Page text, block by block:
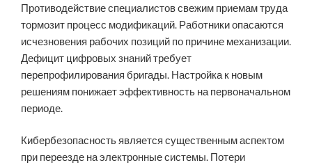
Противодействие специалистов свежим приемам труда
тормозит процесс модификаций. Работники опасаются
исчезновения рабочих позиций по причине механизации.
Дефицит цифровых знаний требует
перепрофилирования бригады. Настройка к новым
решениям понижает эффективность на первоначальном
периоде.
Кибербезопасность является существенным аспектом
при переезде на электронные системы. Потери